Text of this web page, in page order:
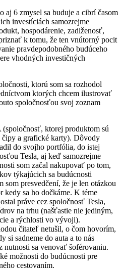
aj 6 zmysel sa buduje a cibrí časom
investíciách samozrejme
hospodárenie, zadlženosť,
k tomu, že ten vnútorný pocit
pravdepodobného budúceho
vhodných investičných
ktorú som sa rozhodol
ktorých chcem ilustrovať
spoločnosťou svoj zoznam
ktorej produktom sú
a grafické karty). Dôvody
do svojho portfólia, do istej
Tesla, aj keď samozrejme
som začal nakupovať po tom,
týkajúcich sa budúcnosti
som presvedčení, že je len otázkou
kedy sa ho dočkáme. K téme
práve cez spoločnosť Tesla,
na trhu (našťastie nie jediným,
a rýchlosti vo vývoji).
čitateľ netušil, o čom hovorím,
si sadneme do auta a to nás
nutnosti sa venovať šoférovaniu.
možnosti do budúcnosti pre
cestovaním.